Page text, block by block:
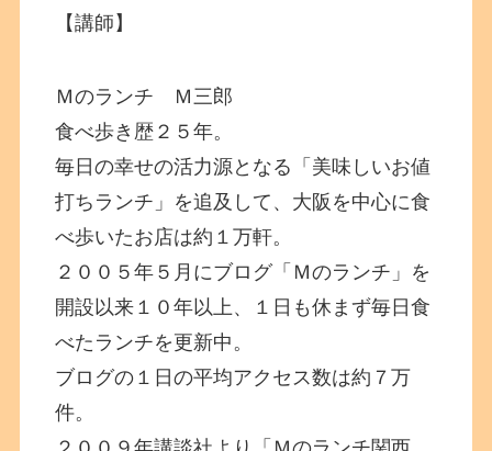
【講師】
Ｍのランチ Ｍ三郎
食べ歩き歴２５年。
毎日の幸せの活力源となる「美味しいお値
打ちランチ」を追及して、大阪を中心に食
べ歩いたお店は約１万軒。
２００５年５月にブログ「Ｍのランチ」を
開設以来１０年以上、１日も休まず毎日食
べたランチを更新中。
ブログの１日の平均アクセス数は約７万
件。